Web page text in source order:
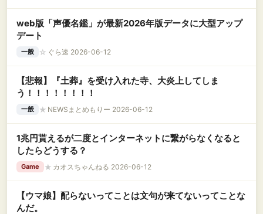
web版「声優名鑑」が最新2026年版データに大型アップ
デート
一般 ☆ ぐら速 2026-06-12
【悲報】『土葬』を受け入れた寺、大炎上してしま
う！！！！！！！！
一般 ★ NEWSまとめもりー 2026-06-12
1兆円貰えるが二度とインターネットに繋がらなくなると
したらどうする？
Game ★ カオスちゃんねる 2026-06-12
【ウマ娘】配らないってことは文句が来てないってことな
んだ。